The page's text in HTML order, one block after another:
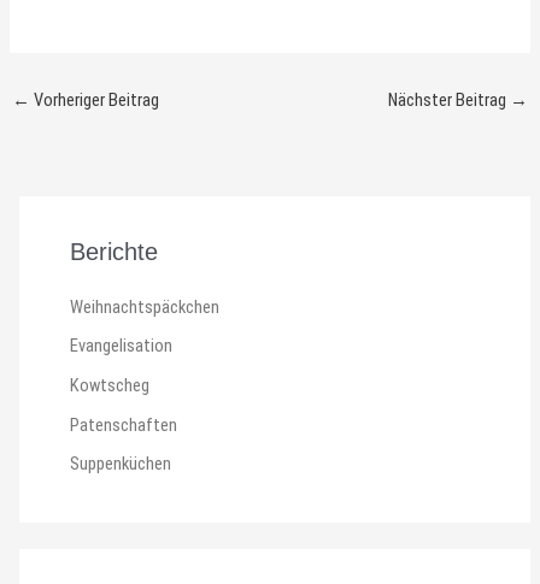
← Vorheriger Beitrag Nächster Beitrag →
Berichte
Weihnachtspäckchen
Evangelisation
Kowtscheg
Patenschaften
Suppenküchen